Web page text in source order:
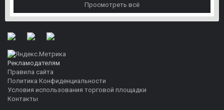
Просмотреть всё
Рекламодателям
Правила сайта
Политика Конфиденциальности
Условия использования торговой площадки
Контакты